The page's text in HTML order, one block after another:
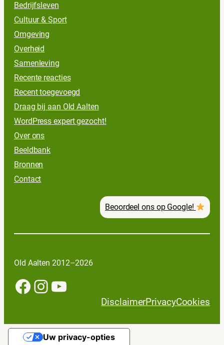
Bedrijfsleven
Cultuur & Sport
Omgeving
Overheid
Samenleving
Recente reacties
Recent toegevoegd
Draag bij aan Old Aalten
WordPress expert gezocht!
Over ons
Beeldbank
Bronnen
Contact
Beoordeel ons op Google!
Old Aalten 2012–2026
Facebook InstagramYouTube
DisclaimerPrivacyCookies
Uw privacy-opties